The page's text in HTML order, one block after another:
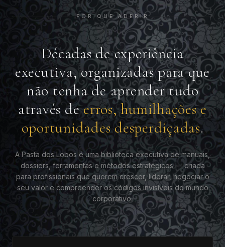
POR QUE ADERIR
Décadas de experiência
executiva, organizadas para que
não tenha de aprender tudo
através deerros, humilhações e
oportunidades desperdiçadas.
A Pasta dos Lobos é uma biblioteca executiva de manuais,
dossiers, ferramentas e métodos estratégicos — criada
para profissionais que querem crescer, liderar, negociar o
seu valor e compreender os códigos invisíveis do mundo
corporativo.